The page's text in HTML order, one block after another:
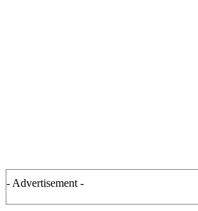
- Advertisement -